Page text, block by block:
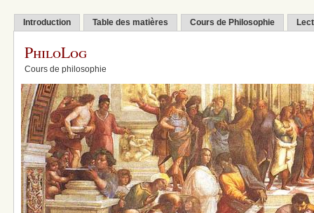
Introduction Table des matières Cours de Philosophie
PhiloLog
Cours de philosophie